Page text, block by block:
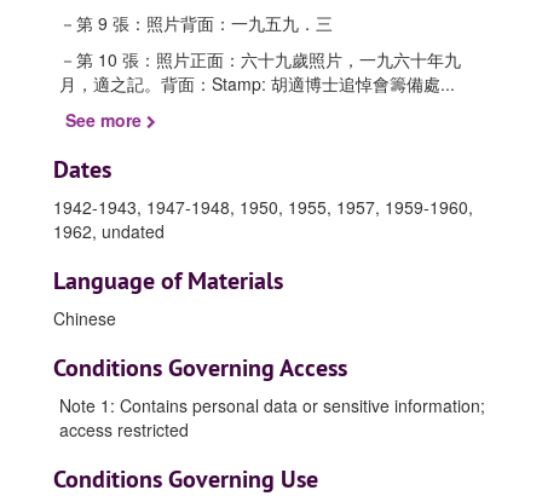
－第 9 張：照片背面：一九五九．三
－第 10 張：照片正面：六十九歲照片，一九六十年九
月，適之記。背面：Stamp: 胡適博士追悼會籌備處...
See more
Dates
1942-1943, 1947-1948, 1950, 1955, 1957, 1959-1960,
1962, undated
Language of Materials
Chinese
Conditions Governing Access
Note 1: Contains personal data or sensitive information;
access restricted
Conditions Governing Use